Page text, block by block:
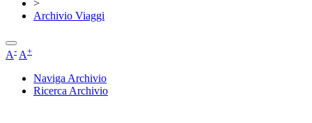
>
Archivio Viaggi
A- A+
Naviga Archivio
Ricerca Archivio